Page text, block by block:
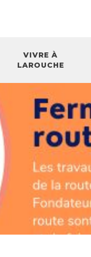
VIVRE À
LAROUCHE